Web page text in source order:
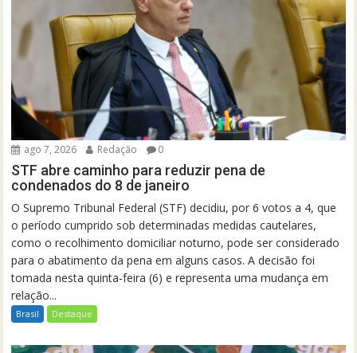
ago 7, 2026 Redação 0
STF abre caminho para reduzir pena de
condenados do 8 de janeiro
O Supremo Tribunal Federal (STF) decidiu, por 6 votos a 4, que
o período cumprido sob determinadas medidas cautelares,
como o recolhimento domiciliar noturno, pode ser considerado
para o abatimento da pena em alguns casos. A decisão foi
tomada nesta quinta-feira (6) e representa uma mudança em
relação...
Brasil Destaque